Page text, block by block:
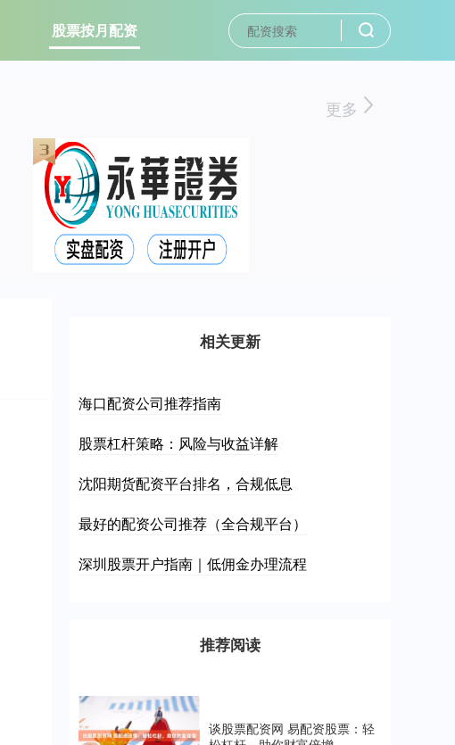
股票按月配资
更多
相关更新
海口配资公司推荐指南
股票杠杆策略：风险与收益详解
沈阳期货配资平台排名，合规低息
最好的配资公司推荐（全合规平台）
深圳股票开户指南｜低佣金办理流程
推荐阅读
谈股票配资网 易配资股票：轻